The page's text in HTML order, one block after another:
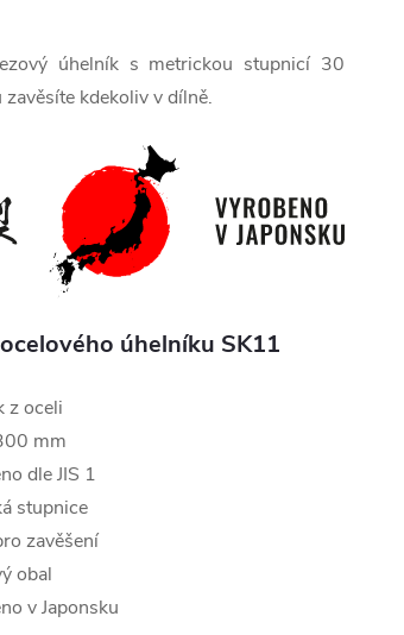
úhelník s metrickou stupnicí 30
kdekoliv v dílně.
úhelníku SK11
z oceli
mm
dle JIS 1
stupnice
zavěšení
obal
v Japonsku